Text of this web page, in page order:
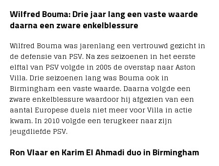
Wilfred Bouma: Drie jaar lang een vaste waarde
daarna een zware enkelblessure
Wilfred Bouma was jarenlang een vertrouwd gezicht in
de defensie van PSV. Na zes seizoenen in het eerste
elftal van PSV volgde in 2005 de overstap naar Aston
Villa. Drie seizoenen lang was Bouma ook in
Birmingham een vaste waarde. Daarna volgde een
zware enkelblessure waardoor hij afgezien van een
aantal Europese duels niet meer voor Villa in actie
kwam. In 2010 volgde een terugkeer naar zijn
jeugdliefde PSV.
Ron Vlaar en Karim El Ahmadi duo in Birmingham